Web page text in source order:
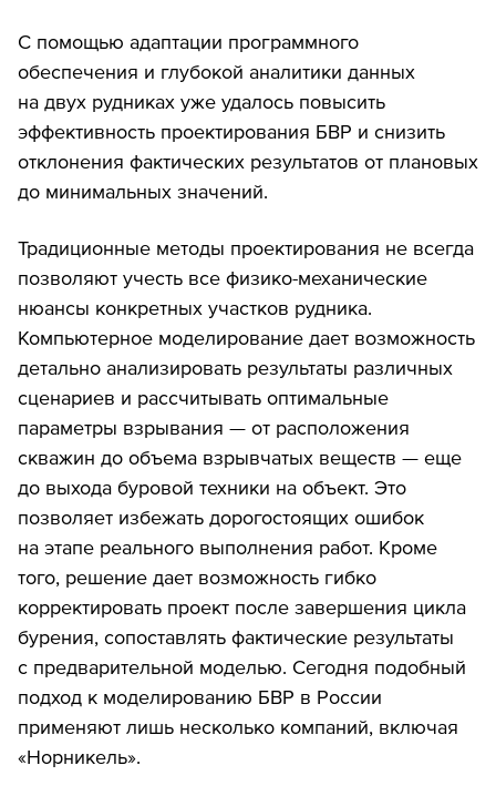
С помощью адаптации программного
обеспечения и глубокой аналитики данных
на двух рудниках уже удалось повысить
эффективность проектирования БВР и снизить
отклонения фактических результатов от плановых
до минимальных значений.
Традиционные методы проектирования не всегда
позволяют учесть все физико-механические
нюансы конкретных участков рудника.
Компьютерное моделирование дает возможность
детально анализировать результаты различных
сценариев и рассчитывать оптимальные
параметры взрывания — от расположения
скважин до объема взрывчатых веществ — еще
до выхода буровой техники на объект. Это
позволяет избежать дорогостоящих ошибок
на этапе реального выполнения работ. Кроме
того, решение дает возможность гибко
корректировать проект после завершения цикла
бурения, сопоставлять фактические результаты
с предварительной моделью. Сегодня подобный
подход к моделированию БВР в России
применяют лишь несколько компаний, включая
«Норникель».